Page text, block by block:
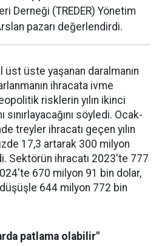
Der­neği (TREDER) Yönetim
pazarı değerlendirdi.
üst üste yaşanan daralma­nın
ihracata ivme
riskle­rin yılın ikinci
sınırlayacağını söyledi. Ocak-
treyler ihracatı geçen yılın
17,3 artarak 300 milyon
Sektörün ihracatı 2023'te 777
670 milyon 91 bin dolar,
644 milyon 772 bin
patlama olabilir"